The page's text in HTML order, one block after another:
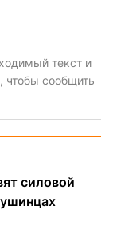
текст и
, чтобы сообщить
силовой